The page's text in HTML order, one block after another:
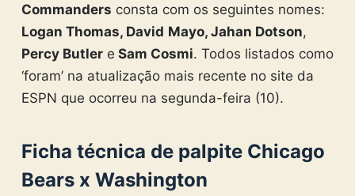
Commanders consta com os seguintes nomes:
Logan Thomas, David Mayo, Jahan Dotson,
Percy Butlere Sam Cosmi. Todos listados como
‘foram’ na atualização mais recente no site da
ESPN que ocorreu na segunda-feira (10).
Ficha técnica de palpite Chicago
Bears x Washington